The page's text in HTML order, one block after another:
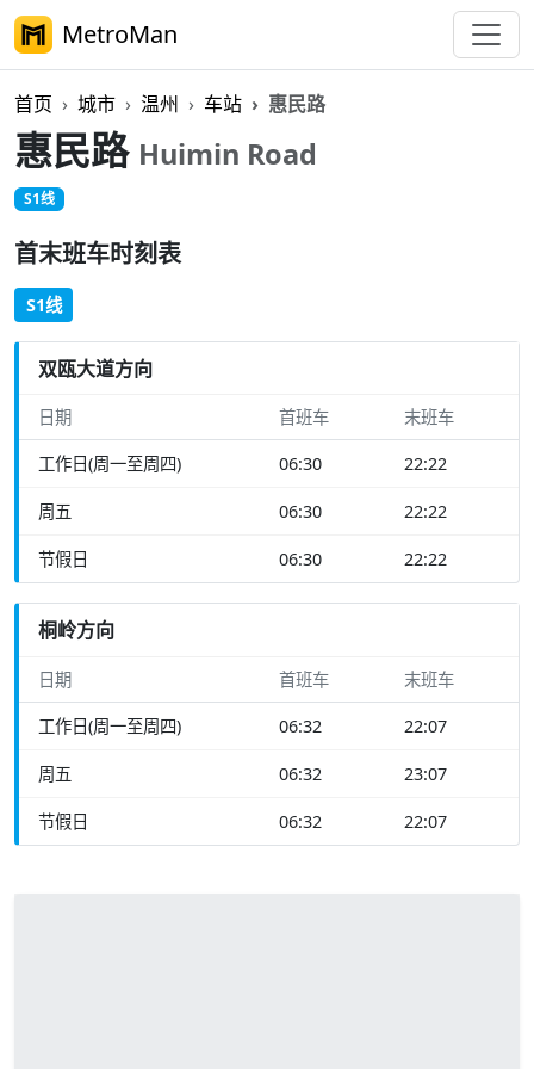
MetroMan
首页 城市 温州 车站 惠民路
惠民路 Huimin Road
S1线
首末班车时刻表
S1线
双瓯大道方向
日期 首班车 末班车
工作日(周一至周四) 06:30 22:22
周五 06:30 22:22
节假日 06:30 22:22
桐岭方向
日期 首班车 末班车
工作日(周一至周四) 06:32 22:07
周五 06:32 23:07
节假日 06:32 22:07